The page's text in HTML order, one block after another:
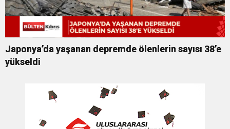
Japonya’da yaşanan depremde ölenlerin sayısı 38’e
yükseldi